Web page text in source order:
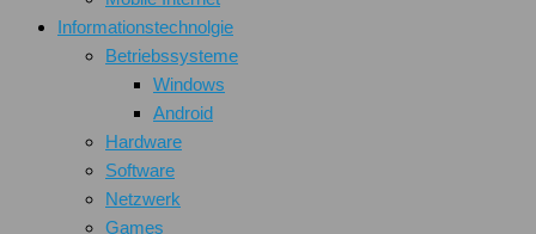
Informationstechnolgie
Betriebssysteme
Windows
Android
Hardware
Software
Netzwerk
Games